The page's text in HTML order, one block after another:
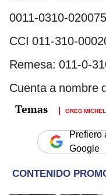
0011-0310-
CCI 011-310-
Remesa: 011-0-
Cuenta a nombre
GREG MICHEL
Prefiero
Google